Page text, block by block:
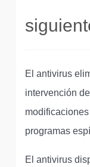
El antivirus
intervención
programas
El antivirus